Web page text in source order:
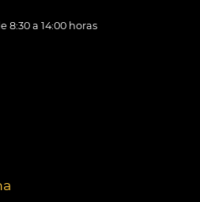
8:30 a 14:00 horas